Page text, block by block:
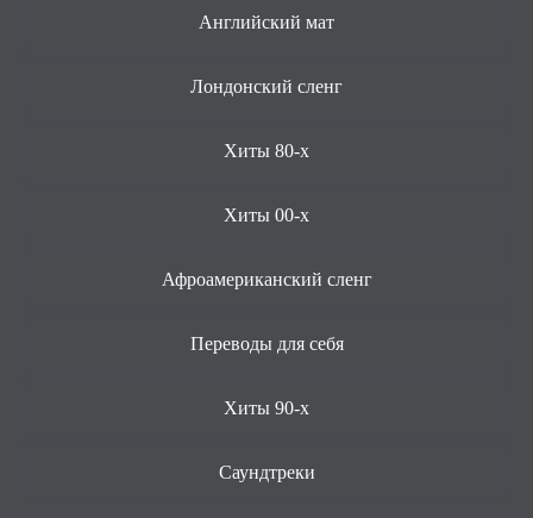
Английский мат
Лондонский сленг
Хиты 80-х
Хиты 00-х
Афроамериканский сленг
Переводы для себя
Хиты 90-х
Саундтреки